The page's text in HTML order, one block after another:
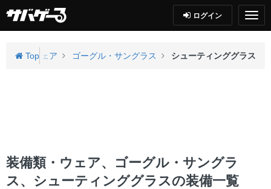
ログイン
Top
備類・ウェア ゴーグル・サングラス シューティンググラス
装備類・ウェア、ゴーグル・サングラ
ス、シューティンググラスの装備一覧